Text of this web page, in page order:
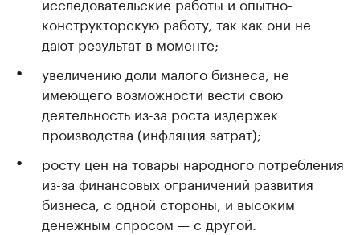
конструкторскую работу, так как они не
дают результат в моменте;
увеличению доли малого бизнеса, не
имеющего возможности вести свою
деятельность из-за роста издержек
производства (инфляция затрат);
росту цен на товары народного потребления
из-за финансовых ограничений развития
бизнеса, с одной стороны, и высоким
денежным спросом — с другой.